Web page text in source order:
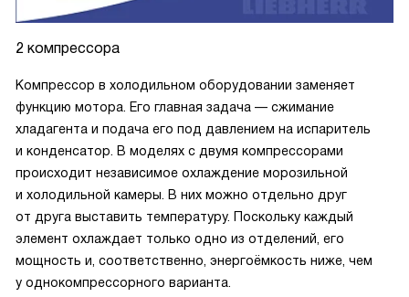
2 компрессора
Компрессор в холодильном оборудовании заменяет
функцию мотора. Его главная задача — сжимание
хладагента и подача его под давлением на испаритель
и конденсатор. В моделях с двумя компрессорами
происходит независимое охлаждение морозильной
и холодильной камеры. В них можно отдельно друг
от друга выставить температуру. Поскольку каждый
элемент охлаждает только одно из отделений, его
мощность и, соответственно, энергоёмкость ниже, чем
у однокомпрессорного варианта.